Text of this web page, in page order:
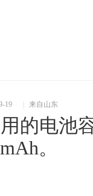
19 来自山东
的电池
。